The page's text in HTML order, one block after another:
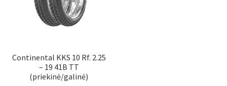
Continental KKS 10 Rf. 2.25
– 19 41B TT
(priekinė/galinė)